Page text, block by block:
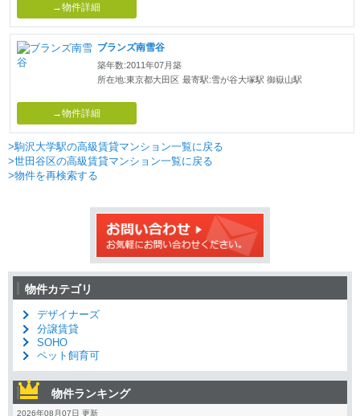
→物件詳細
ブランズ南雪谷
築年数:2011年07月築
所在地:東京都大田区 最寄駅:雪が谷大塚駅 御嶽山駅
→物件詳細
>駒沢大学駅の高級賃貸マンション一覧に戻る
>世田谷区の高級賃貸マンション一覧に戻る
>物件を再検索する
物件カテゴリ
デザイナーズ
分譲賃貸
SOHO
ペット飼育可
物件ランキング
2026年08月07日 更新